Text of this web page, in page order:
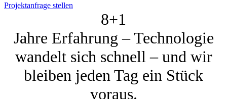
Projektanfrage stellen
8+1
Jahre Erfahrung – Technologie
wandelt sich schnell – und wir
bleiben jeden Tag ein Stück
voraus.